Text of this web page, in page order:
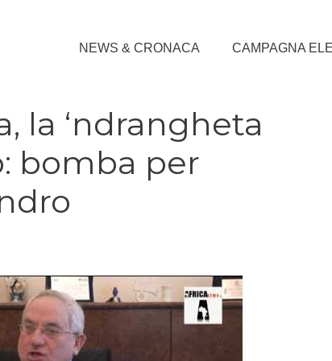
NEWS & CRONACA CAMPAGNA
la ‘ndrangheta
bomba per